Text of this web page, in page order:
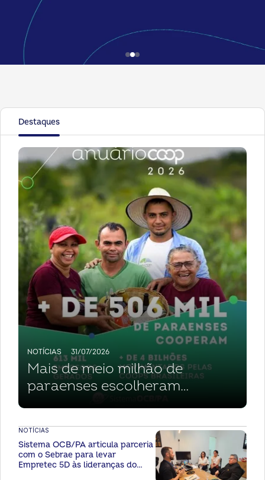
Destaques
NOTÍCIAS 31/07/2026
Mais de meio milhão de
paraenses escolheram
cooperativismo no Pará
NOTÍCIAS
Sistema OCB/PA articula parceria
com o Sebrae para levar
Empretec 5D às lideranças do